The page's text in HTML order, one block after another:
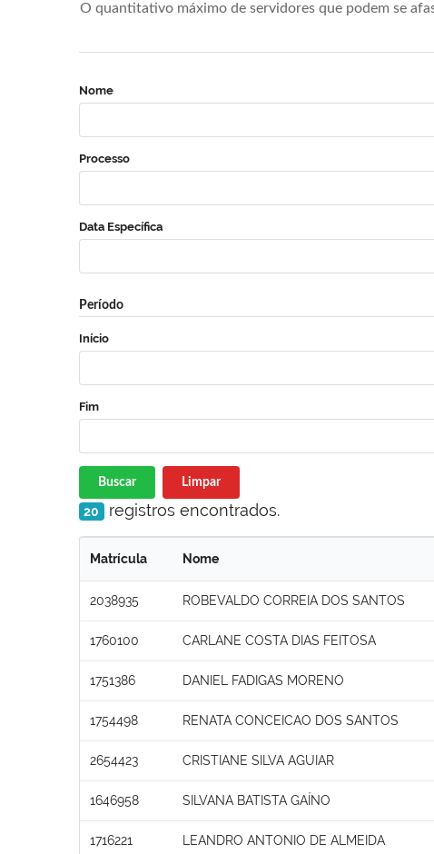
O quantitativo máximo de servidores que podem se
Nome
Processo
Data Específica
Período
Início
Fim
Buscar Limpar
20 registros encontrados.
Matrícula Nome
2038935 ROBEVALDO CORREIA DOS SANTOS
1760100 CARLANE COSTA DIAS FEITOSA
1751386 DANIEL FADIGAS MORENO
1754498 RENATA CONCEICAO DOS SANTOS
2654423 CRISTIANE SILVA AGUIAR
1646958 SILVANA BATISTA GAÍNO
1716221 LEANDRO ANTONIO DE ALMEIDA